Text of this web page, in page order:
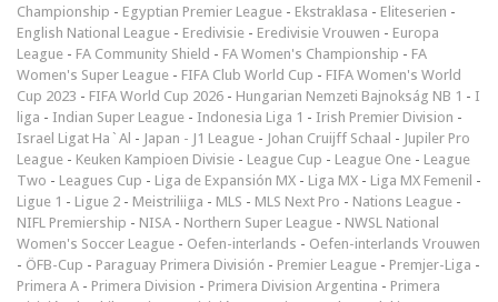
Championship - Egyptian Premier League - Ekstraklasa - Eliteserien -
English National League - Eredivisie - Eredivisie Vrouwen - Europa
League - FA Community Shield - FA Women's Championship - FA
Women's Super League - FIFA Club World Cup - FIFA Women's World
Cup 2023 - FIFA World Cup 2026 - Hungarian Nemzeti Bajnokság NB 1 - I
liga - Indian Super League - Indonesia Liga 1 - Irish Premier Division -
Israel Ligat Ha`Al - Japan - J1 League - Johan Cruijff Schaal - Jupiler Pro
League - Keuken Kampioen Divisie - League Cup - League One - League
Two - Leagues Cup - Liga de Expansión MX - Liga MX - Liga MX Femenil -
Ligue 1 - Ligue 2 - Meistriliiga - MLS - MLS Next Pro - Nations League -
NIFL Premiership - NISA - Northern Super League - NWSL National
Women's Soccer League - Oefen-interlands - Oefen-interlands Vrouwen
- ÖFB-Cup - Paraguay Primera División - Premier League - Premjer-Liga -
Primera A - Primera Division - Primera Division Argentina - Primera